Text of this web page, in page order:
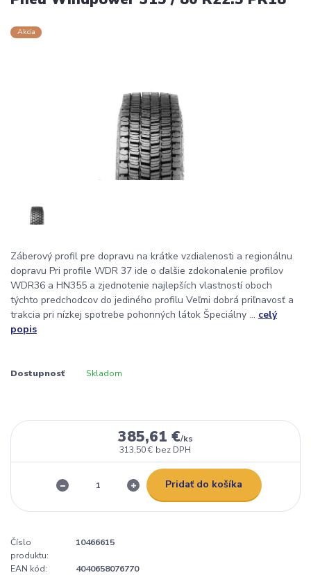
Akcia
Záberový profil pre dopravu na krátke vzdialenosti a regionálnu
dopravu Pri profile WDR 37 ide o ďalšie zdokonalenie profilov
WDR36 a HN355 a zjednotenie najlepších vlastností oboch
týchto predchodcov do jediného profilu Veľmi dobrá priľnavosť a
trakcia pri nízkej spotrebe pohonných látok Špeciálny ... celý
popis
Dostupnosť Skladom
385,61 €/ks
313,50 € bez DPH
Pridať do košíka
Číslo
produktu:
10466615
EAN kód:
4040658076770